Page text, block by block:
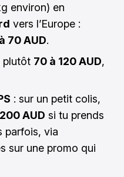
environ) en
vers l’Europe :
70 AUD.
plutôt 70 à 120 AUD,
: sur un petit colis,
AUD si tu prends
parfois, via
sur une promo qui